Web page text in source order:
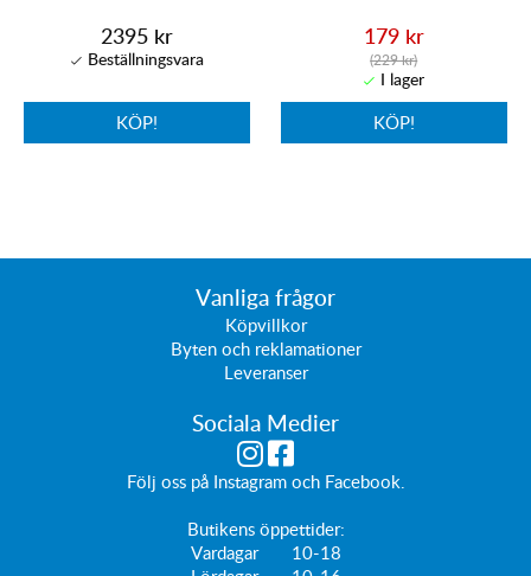
2395 kr
KÖP!
179 kr
(229 kr)
KÖP!
Vanliga frågor
Köpvillkor
Byten och reklamationer
Leveranser
Sociala Medier
Följ oss på Instagramoch Facebook.
Butikens öppettider:
Vardagar 10-18